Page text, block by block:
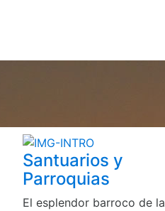
Santuarios y
Parroquias
El esplendor barroco de la